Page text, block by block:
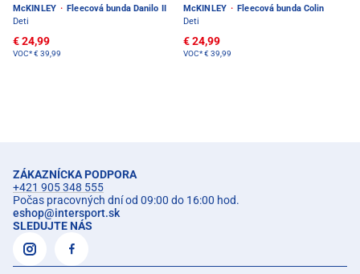
McKINLEY · Fleecová bunda Danilo II
Deti
€ 24,99
VOC*€ 39,99
McKINLEY · Fleecová bunda Colin
Deti
€ 24,99
VOC*€ 39,99
ZÁKAZNÍCKA PODPORA
+421 905 348 555
Počas pracovných dní od 09:00 do 16:00 hod.
eshop@intersport.sk
SLEDUJTE NÁS